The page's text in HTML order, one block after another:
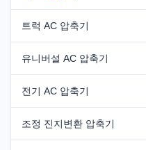
트럭 AC 압축기
유니버설 AC 압축기
전기 AC 압축기
조정 진지변환 압축기